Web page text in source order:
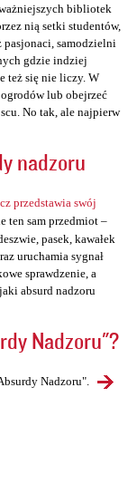
bibliotek
nią setki studentów,
samodzielni
gdzie indziej
też się nie liczy. W
lub obejrzeć
No tak, ale najpierw
nadzoru
przedstawia swój
ten sam przedmiot –
pasek, kawałek
uruchamia sygnał
sprawdzenie, a
absurd nadzoru
Nadzoru"?
Nadzoru".